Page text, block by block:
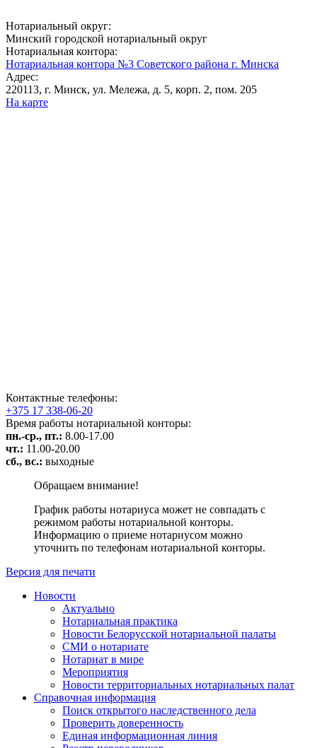
Нотариальный округ:
Минский городской нотариальный округ
Нотариальная контора:
Нотариальная контора №3 Советского района г. Минска
Адрес:
220113, г. Минск, ул. Мележа, д. 5, корп. 2, пом. 205
На карте
Контактные телефоны:
+375 17 338-06-20
Время работы нотариальной конторы:
пн.-ср., пт.: 8.00-17.00
чт.: 11.00-20.00
сб., вс.: выходные
Обращаем внимание!
График работы нотариуса может не совпадать с
режимом работы нотариальной конторы.
Информацию о приеме нотариусом можно
уточнить по телефонам нотариальной конторы.
Версия для печати
Новости
Актуально
Нотариальная практика
Новости Белорусской нотариальной палаты
СМИ о нотариате
Нотариат в мире
Мероприятия
Новости территориальных нотариальных палат
Справочная информация
Поиск открытого наследственного дела
Проверить доверенность
Единая информационная линия